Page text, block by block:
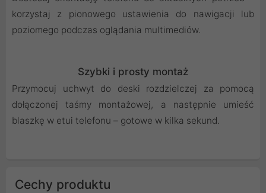
korzystaj z pionowego ustawienia do nawigacji lub
poziomego podczas oglądania multimediów.
Szybki i prosty montaż
Przymocuj uchwyt do deski rozdzielczej za pomocą
dołączonej taśmy montażowej, a następnie umieść
blaszkę w etui telefonu – gotowe w kilka sekund.
Cechy produktu